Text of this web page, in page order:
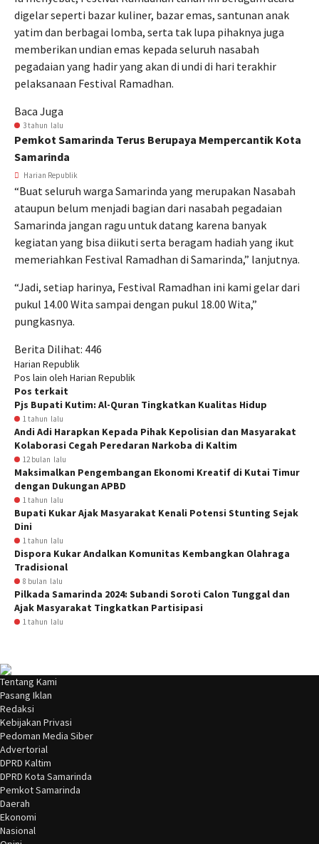
digelar seperti bazar kuliner, bazar emas, santunan anak
yatim dan berbagai lomba, serta tak lupa pihaknya juga
memberikan undian emas kepada seluruh nasabah
pegadaian yang hadir yang akan di undi di hari terakhir
pelaksanaan Festival Ramadhan.
Baca Juga
3 tahun lalu
Pemkot Samarinda Terus Berupaya Mempercantik Kota
Samarinda
Harian Republik
“Buat seluruh warga Samarinda yang merupakan Nasabah
ataupun belum menjadi bagian dari nasabah pegadaian
Samarinda jangan ragu untuk datang karena banyak
kegiatan yang bisa diikuti serta beragam hadiah yang ikut
memeriahkan Festival Ramadhan di Samarinda,” lanjutnya.
“Jadi, setiap harinya, Festival Ramadhan ini kami gelar dari
pukul 14.00 Wita sampai dengan pukul 18.00 Wita,”
pungkasnya.
Berita Dilihat: 446
Harian Republik
Pos lain oleh Harian Republik
Pos terkait
Pjs Bupati Kutim: Al-Quran Tingkatkan Kualitas Hidup
1 tahun lalu
Andi Adi Harapkan Kepada Pihak Kepolisian dan Masyarakat
Kolaborasi Cegah Peredaran Narkoba di Kaltim
12 bulan lalu
Maksimalkan Pengembangan Ekonomi Kreatif di Kutai Timur
dengan Dukungan APBD
1 tahun lalu
Bupati Kukar Ajak Masyarakat Kenali Potensi Stunting Sejak
Dini
1 tahun lalu
Dispora Kukar Andalkan Komunitas Kembangkan Olahraga
Tradisional
8 bulan lalu
Pilkada Samarinda 2024: Subandi Soroti Calon Tunggal dan
Ajak Masyarakat Tingkatkan Partisipasi
1 tahun lalu
Tentang Kami
Pasang Iklan
Redaksi
Kebijakan Privasi
Pedoman Media Siber
Advertorial
DPRD Kaltim
DPRD Kota Samarinda
Pemkot Samarinda
Daerah
Ekonomi
Nasional